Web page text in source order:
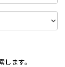
ます。